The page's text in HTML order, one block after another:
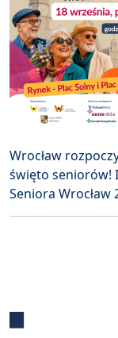
Wrocław
święto seniorów!
Seniora Wrocław